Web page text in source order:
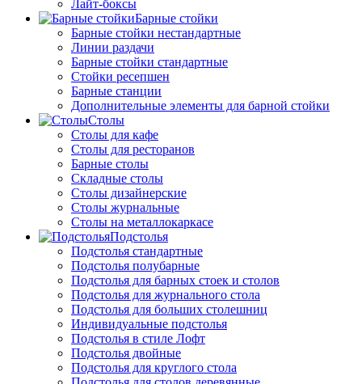
Лайт-боксы
Барные стойки
Барные стойки нестандартные
Линии раздачи
Барные стойки стандартные
Стойки ресепшен
Барные станции
Дополнительные элементы для барной стойки
Столы
Столы для кафе
Столы для ресторанов
Барные столы
Складные столы
Столы дизайнерские
Столы журнальные
Столы на металлокаркасе
Подстолья
Подстолья стандартные
Подстолья полубарные
Подстолья для барных стоек и столов
Подстолья для журнального стола
Подстолья для больших столешниц
Индивидуальные подстолья
Подстолья в стиле Лофт
Подстолья двойные
Подстолья для круглого стола